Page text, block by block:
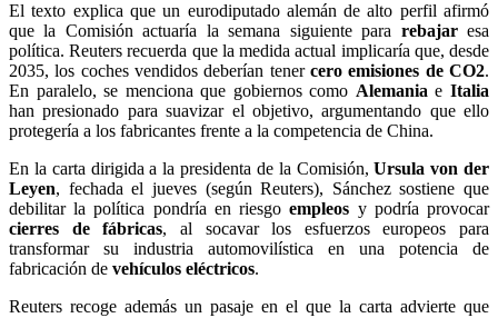
El texto explica que un eurodiputado alemán de alto perfil afirmó
que la Comisión actuaría la semana siguiente para rebajaresa
política. Reuters recuerda que la medida actual implicaría que, desde
2035, los coches vendidos deberían tener cero emisiones de CO2.
En paralelo, se menciona que gobiernos como Alemania eItalia
han presionado para suavizar el objetivo, argumentando que ello
protegería a los fabricantes frente a la competencia de China.
En la carta dirigida a la presidenta de la Comisión,Ursula von der
Leyen, fechada el jueves (según Reuters), Sánchez sostiene que
debilitar la política pondría en riesgoempleos y podría provocar
cierres de fábricas, al socavar los esfuerzos europeos para
transformar su industria automovilística en una potencia de
fabricación de vehículos eléctricos.
Reuters recoge además un pasaje en el que la carta advierte que